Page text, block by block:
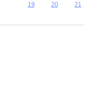
19
20 21